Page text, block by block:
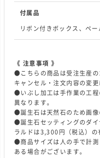
付属品
リボン付きボックス、ペー
《 注意事項 》
●こちらの商品は受注生産の
キャンセル・注文内容の変更
●いぶし加工は手作業の工程
異なります。
●誕生石は天然石のため画像
●誕生石セッティングのダ
ラルドは3,300円（税込）の
●商品サイズは人の手で計
ある場合がございます。